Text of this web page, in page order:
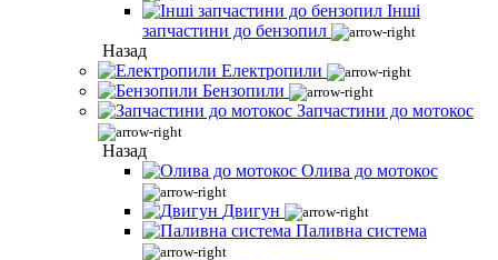
Інші
запчастини до бензопил
Назад
Електропили
Бензопили
Запчастини до мотокос
Назад
Олива до мотокос
Двигун
Паливна система